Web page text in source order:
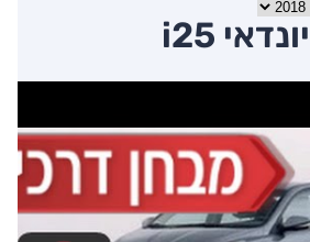
יונדאי i25